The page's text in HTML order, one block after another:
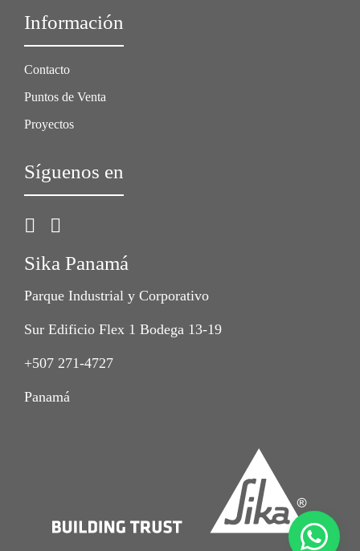
Información
Contacto
Puntos de Venta
Proyectos
Síguenos en
Sika Panamá
Parque Industrial y Corporativo
Sur Edificio Flex 1 Bodega 13-19
+507 271-4727
Panamá